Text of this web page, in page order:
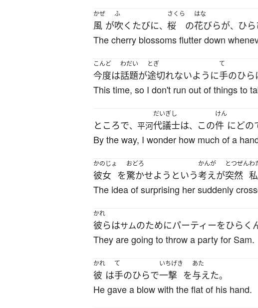
かぜ
風 が
ふ
吹く たびに、
さくら
桜 の
はな
花びらが、 ひ
The cherry blossoms flutter down
こんど
今度は
わだい
話題が
とぎ
途切れないように
て
手のひら
This time, so I don't run out of things to
ところで、平河
だいぎし
代議士は、 この
けん
件 にどの
By the way, I wonder how much of a
かのじょ
彼女 を
おどろ
驚かせよう という
かんが
考えが
とつぜん
突然
わ
The idea of surprising her suddenly
かれ
彼らはサムのためにパーティーをひらく
They are going to throw a party for Sam.
かれ
彼 は
て
手のひらで
いちげき
一撃 を
あた
与えた。
He gave a blow with the flat of his hand.